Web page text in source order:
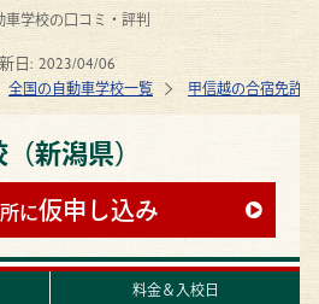
車学校の口コミ・評判
日: 2023/04/06
全国の自動車学校一覧 甲信越の合宿免許
新潟県）
に仮申し込み
料金＆入校日